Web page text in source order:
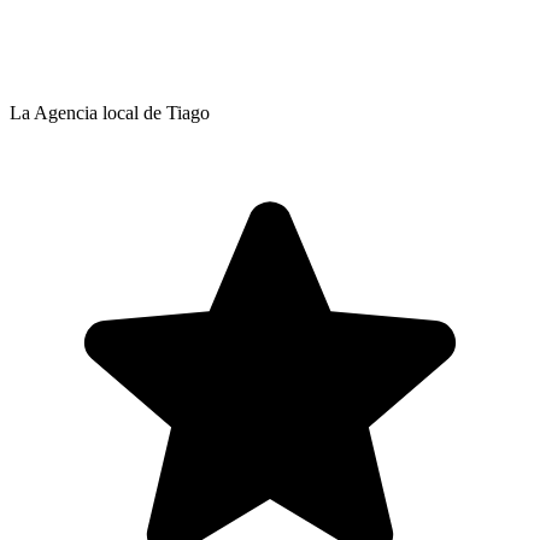
La Agencia local de Tiago